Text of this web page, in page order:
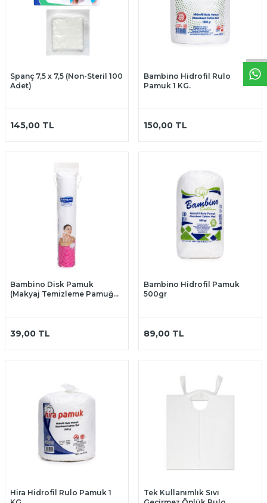
Spanç 7,5 x 7,5 (Non-Steril 100
Adet)
145,00 TL
Bambino Hidrofil Rulo
Pamuk 1 KG.
150,00 TL
Bambino Disk Pamuk
(Makyaj Temizleme Pamuğu)
39,00 TL
Bambino Hidrofil Pamuk
500gr
89,00 TL
Hira Hidrofil Rulo Pamuk 1
Tek Kullanımlık Sıvı